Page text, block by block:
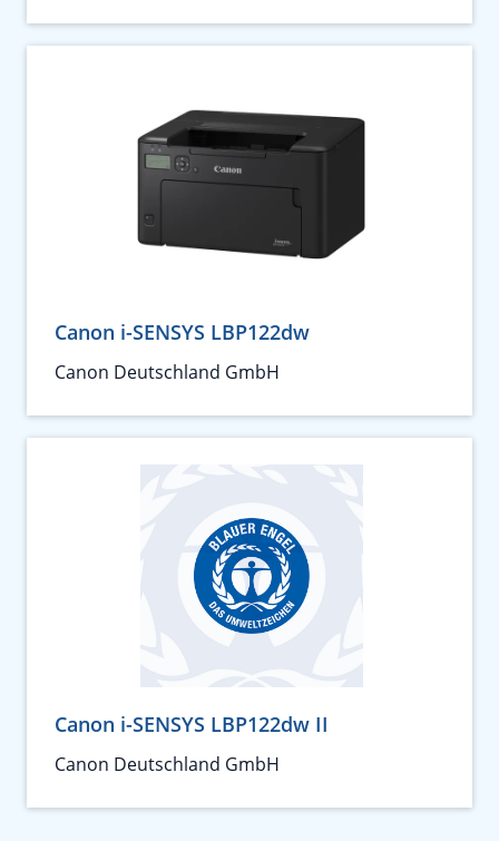
Canon i-SENSYS LBP122dw
Canon Deutschland GmbH
Canon i-SENSYS LBP122dw II
Canon Deutschland GmbH